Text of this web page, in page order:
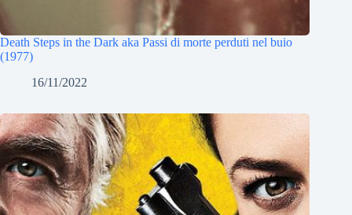
Death Steps in the Dark aka Passi di morte perduti nel buio
(1977)
16/11/2022